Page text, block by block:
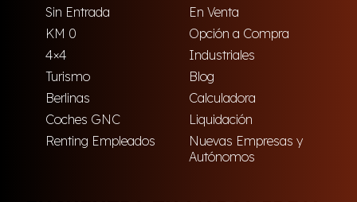
Sin Entrada
En Venta
KM 0
Opción a Compra
4×4
Industriales
Turismo
Blog
Berlinas
Calculadora
Coches GNC
Liquidación
Renting Empleados
Nuevas Empresas y
Autónomos